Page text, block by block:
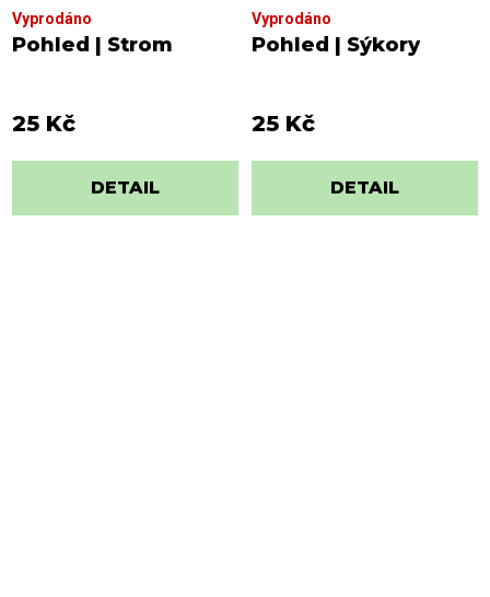
Pohled | Strom
Vyprodáno
25 Kč
DETAIL
Pohled | Sýkory
Vyprodáno
25 Kč
DETAIL